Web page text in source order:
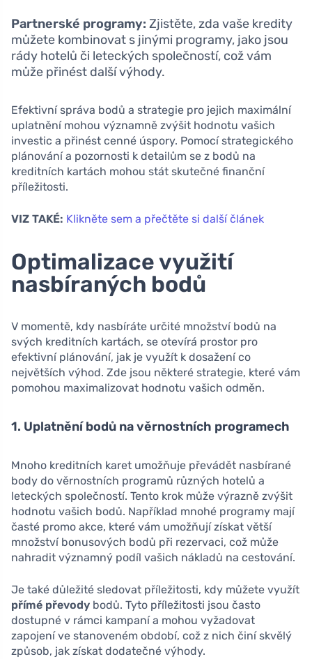
Partnerské programy: Zjistěte, zda vaše kredity
můžete kombinovat s jinými programy, jako jsou
rády hotelů či leteckých společností, což vám
může přinést další výhody.
Efektivní správa bodů a strategie pro jejich maximální
uplatnění mohou významně zvýšit hodnotu vašich
investic a přinést cenné úspory. Pomocí strategického
plánování a pozornosti k detailům se z bodů na
kreditních kartách mohou stát skutečné finanční
příležitosti.
VIZ TAKÉ: Klikněte sem a přečtěte si další článek
Optimalizace využití
nasbíraných bodů
V momentě, kdy nasbíráte určité množství bodů na
svých kreditních kartách, se otevírá prostor pro
efektivní plánování, jak je využít k dosažení co
největších výhod. Zde jsou některé strategie, které vám
pomohou maximalizovat hodnotu vašich odměn.
1. Uplatnění bodů na věrnostních programech
Mnoho kreditních karet umožňuje převádět nasbírané
body do věrnostních programů různých hotelů a
leteckých společností. Tento krok může výrazně zvýšit
hodnotu vašich bodů. Například mnohé programy mají
časté promo akce, které vám umožňují získat větší
množství bonusových bodů při rezervaci, což může
nahradit významný podíl vašich nákladů na cestování.
Je také důležité sledovat příležitosti, kdy můžete využít
přímé převody bodů. Tyto příležitosti jsou často
dostupné v rámci kampaní a mohou vyžadovat
zapojení ve stanoveném období, což z nich činí skvělý
způsob, jak získat dodatečné výhody.